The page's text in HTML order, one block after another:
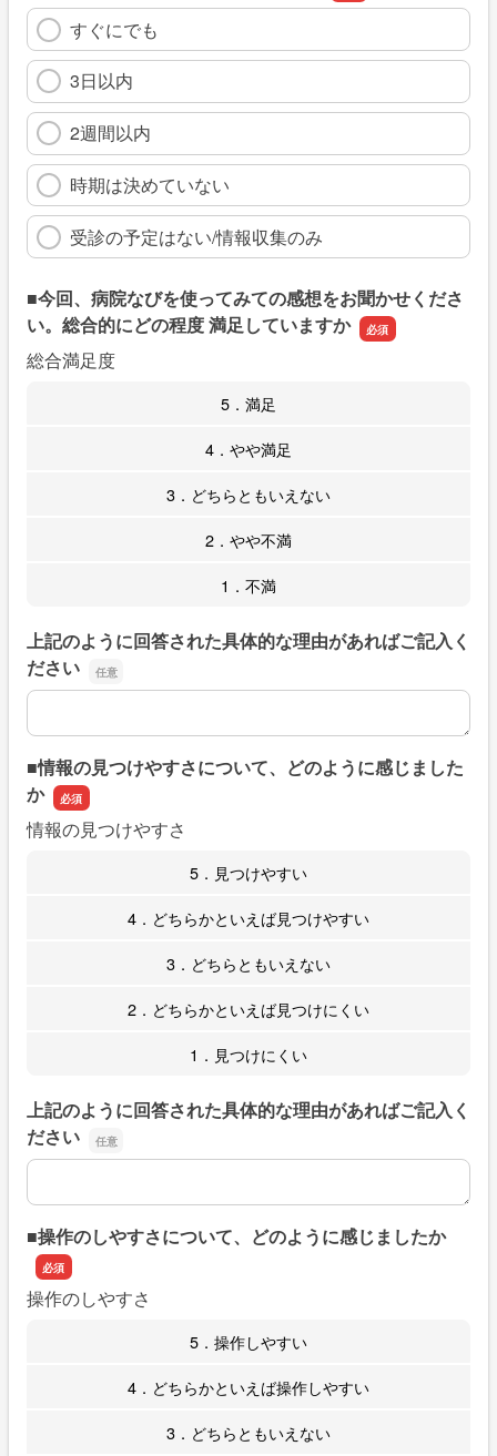
すぐにでも
3日以内
2週間以内
時期は決めていない
受診の予定はない/情報収集のみ
■今回、病院なびを使ってみての感想をお聞かせくださ
い。総合的にどの程度 満足していますか
総合満足度
5．満足
4．やや満足
3．どちらともいえない
2．やや不満
1．不満
上記のように回答された具体的な理由があればご記入く
ださい
上記のように回答された具体的な理由があればご記入くだ
■情報の見つけやすさについて、どのように感じました
か
情報の見つけやすさ
5．見つけやすい
4．どちらかといえば見つけやすい
3．どちらともいえない
2．どちらかといえば見つけにくい
1．見つけにくい
上記のように回答された具体的な理由があればご記入く
ださい
上記のように回答された具体的な理由があればご記入くだ
■操作のしやすさについて、どのように感じましたか
操作のしやすさ
5．操作しやすい
4．どちらかといえば操作しやすい
3．どちらともいえない